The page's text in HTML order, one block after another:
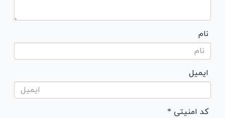
نام
ایمیل
* کد امنیتی